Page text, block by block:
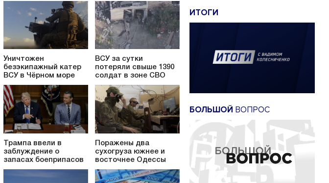
Уничтожен
безэкипажный катер
ВСУ в Чёрном море
ВСУ за сутки
потеряли свыше 1390
солдат в зоне СВО
Трампа ввели в
заблуждение о
запасах боеприпасов
Поражены два
сухогруза южнее и
восточнее Одессы
ИТОГИ
БОЛЬШОЙ ВОПРОС